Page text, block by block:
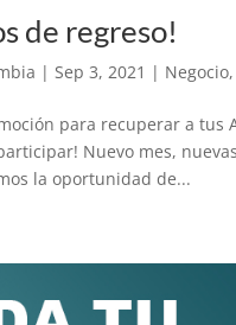
de regreso!
| Sep 3, 2021 | Negocio,
para recuperar a tus
Nuevo mes,
la oportunidad de...